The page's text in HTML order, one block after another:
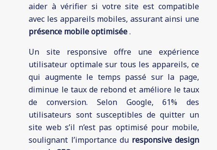
aider à vérifier si votre site est compatible
avec les appareils mobiles, assurant ainsi une
présence mobile optimisée.
Un site responsive offre une expérience
utilisateur optimale sur tous les appareils, ce
qui augmente le temps passé sur la page,
diminue le taux de rebond et améliore le taux
de conversion. Selon Google, 61% des
utilisateurs sont susceptibles de quitter un
site web s’il n’est pas optimisé pour mobile,
soulignant l’importance du responsive design